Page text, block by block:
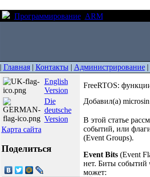
Программирование ARM
| Главная| Контакты| Администрирование|
English
Version
Die
deutsche
Version
Карта сайта
Поделиться
FreeRTOS:
Добавил(а) microsin
В этой статье
событий, или
(Event Groups).
Event Bits(Event
нет. Биты событий
может: